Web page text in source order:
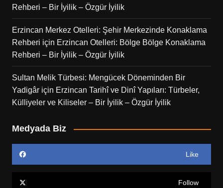
Rehberi – Bir İyilik – Özgür İyilik
Erzincan Merkez Otelleri: Şehir Merkezinde Konaklama
Rehberi için Erzincan Otelleri: Bölge Bölge Konaklama
Rehberi – Bir İyilik – Özgür İyilik
Sultan Melik Türbesi: Mengücek Döneminden Bir
Yadigâriçin Erzincan Tarihî ve Dinî Yapıları: Türbeler,
Külliyeler ve Kiliseler – Bir İyilik – Özgür İyilik
Medyada Biz
Like
Follow